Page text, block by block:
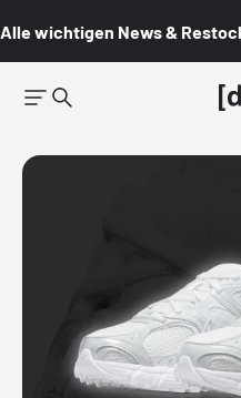
Alle wichtigen News &